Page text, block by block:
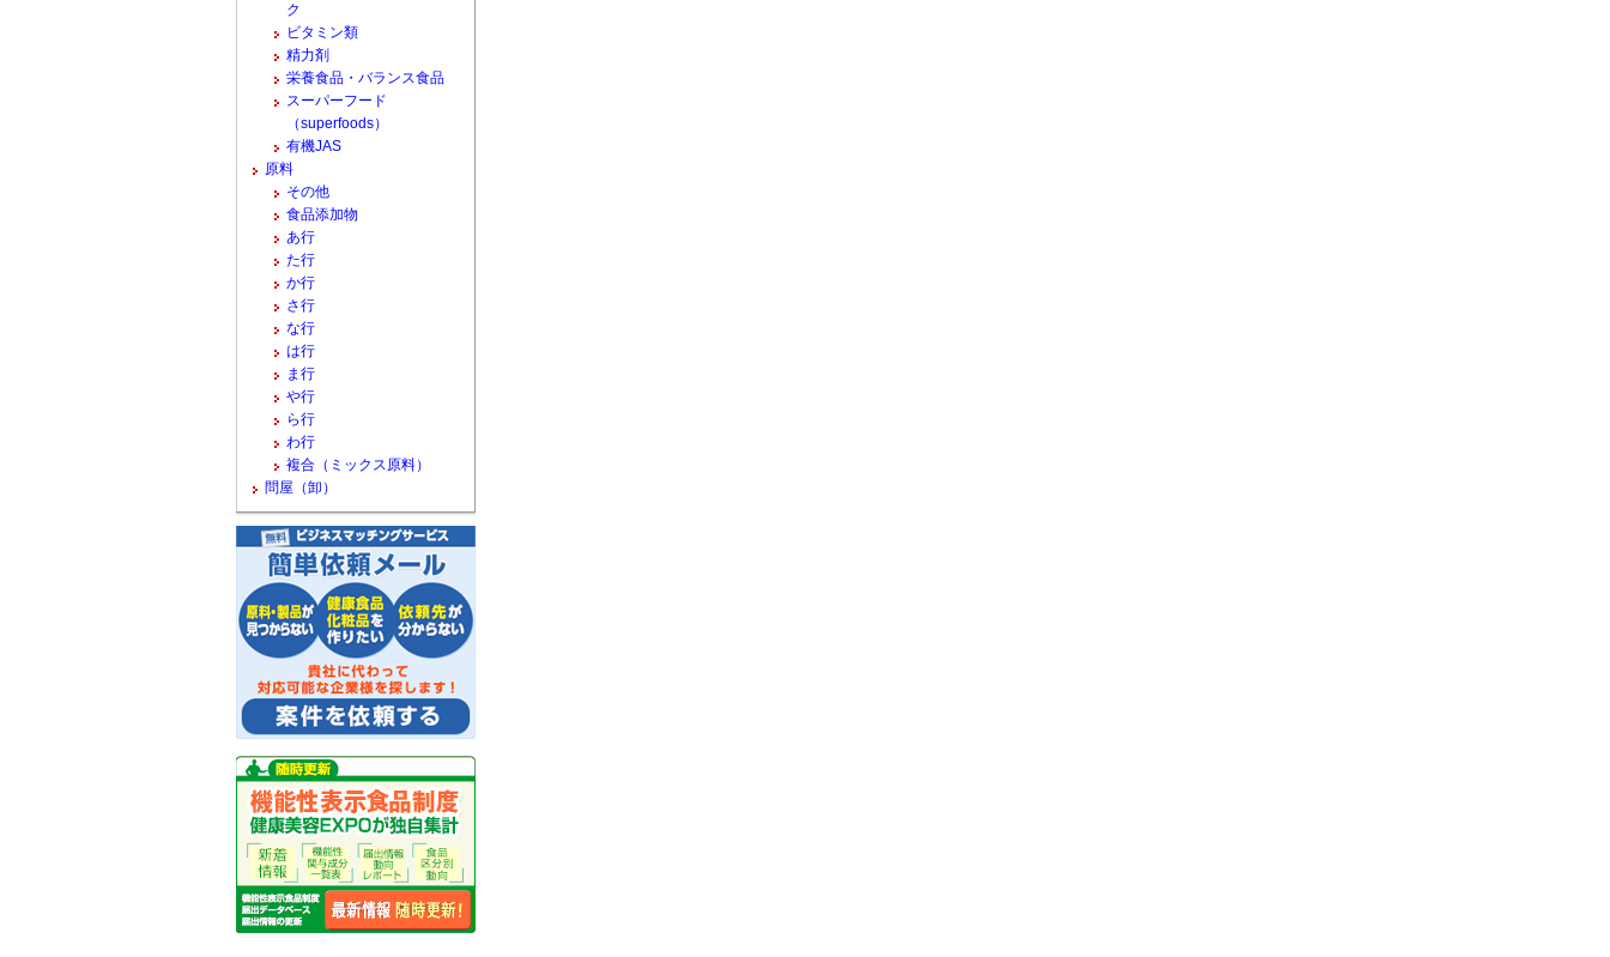
ク
ビタミン類
精力剤
栄養食品・バランス食品
スーパーフード
（superfoods）
有機JAS
原料
その他
食品添加物
あ行
た行
か行
さ行
な行
は行
ま行
や行
ら行
わ行
複合（ミックス原料）
問屋（卸）